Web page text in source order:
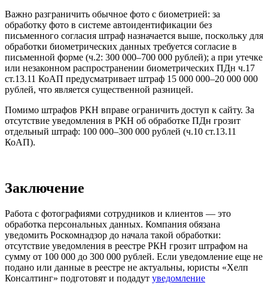
Важно разграничить обычное фото с биометрией: за
обработку фото в системе автоидентификации без
письменного согласия штраф назначается выше, поскольку для
обработки биометрических данных требуется согласие в
письменной форме (ч.2: 300 000–700 000 рублей); а при утечке
или незаконном распространении биометрических ПДн ч.17
ст.13.11 КоАП предусматривает штраф 15 000 000–20 000 000
рублей, что является существенной разницей.
Помимо штрафов РКН вправе ограничить доступ к сайту. За
отсутствие уведомления в РКН об обработке ПДн грозит
отдельный штраф: 100 000–300 000 рублей (ч.10 ст.13.11
КоАП).
Заключение
Работа с фотографиями сотрудников и клиентов — это
обработка персональных данных. Компания обязана
уведомить Роскомнадзор до начала такой обработки:
отсутствие уведомления в реестре РКН грозит штрафом на
сумму от 100 000 до 300 000 рублей. Если уведомление еще не
подано или данные в реестре не актуальны, юристы «Хелп
Консалтинг» подготовят и подадут уведомление